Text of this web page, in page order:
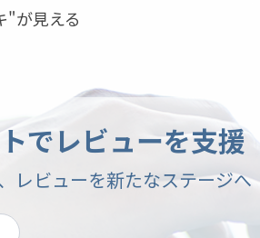
"が見える
でレビューを支援
レビューを新たなステージへ